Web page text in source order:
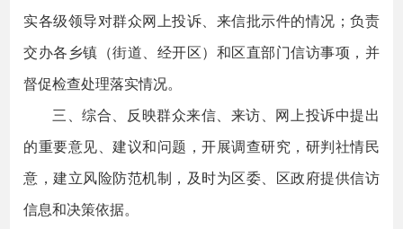
实各级领导对群众网上投诉、来信批示件的情况；负责
交办各乡镇（街道、经开区）和区直部门信访事项，并
督促检查处理落实情况。
三、综合、反映群众来信、来访、网上投诉中提出
的重要意见、建议和问题，开展调查研究，研判社情民
意，建立风险防范机制，及时为区委、区政府提供信访
信息和决策依据。